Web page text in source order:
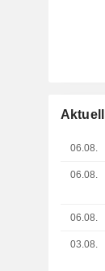
06.08.
06.08.
06.08.
03.08.